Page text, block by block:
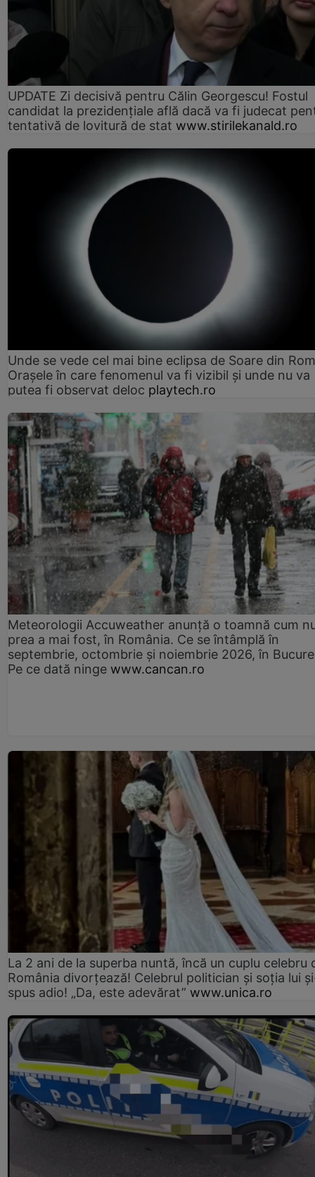
UPDATE Zi decisivă pentru Călin Georgescu! Fostul
candidat la prezidențiale află dacă va fi judecat
tentativă de lovitură de stat www.stirilekanald.ro
Unde se vede cel mai bine eclipsa de Soare din
Orașele în care fenomenul va fi vizibil și unde nu va
putea fi observat deloc playtech.ro
Meteorologii Accuweather anunță o toamnă cum
prea a mai fost, în România. Ce se întâmplă în
septembrie, octombrie și noiembrie 2026, în
Pe ce dată ninge www.cancan.ro
La 2 ani de la superba nuntă, încă un cuplu celebru
România divorțează! Celebrul politician și soția lui
spus adio! „Da, este adevărat” www.unica.ro